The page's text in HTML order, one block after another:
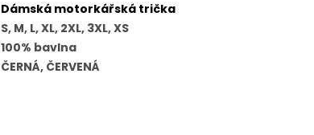
Dámská motorkářská trička
S, M, L, XL, 2XL, 3XL, XS
100% bavlna
ČERNÁ, ČERVENÁ